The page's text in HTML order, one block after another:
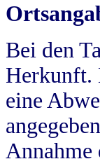
Bei den
Herkunft.
eine